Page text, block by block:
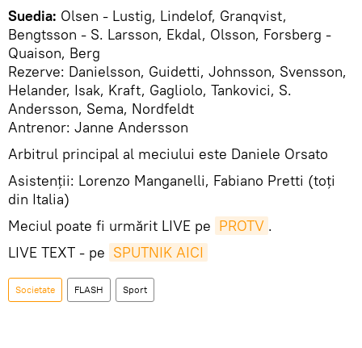
Suedia: Olsen - Lustig, Lindelof, Granqvist,
Bengtsson - S. Larsson, Ekdal, Olsson, Forsberg -
Quaison, Berg
Rezerve: Danielsson, Guidetti, Johnsson, Svensson,
Helander, Isak, Kraft, Gagliolo, Tankovici, S.
Andersson, Sema, Nordfeldt
Antrenor: Janne Andersson
Arbitrul principal al meciului este Daniele Orsato
Asistenții: Lorenzo Manganelli, Fabiano Pretti (toți
din Italia)
Meciul poate fi urmărit LIVE pe PROTV .
LIVE TEXT - pe SPUTNIK AICI
Societate FLASH Sport